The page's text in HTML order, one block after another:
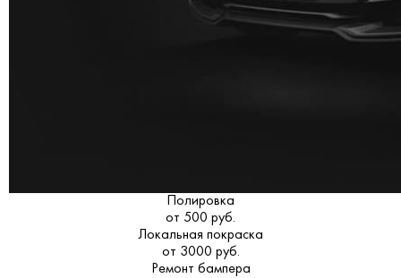
Полировка
от 500 руб.
Локальная покраска
от 3000 руб.
Ремонт бампера